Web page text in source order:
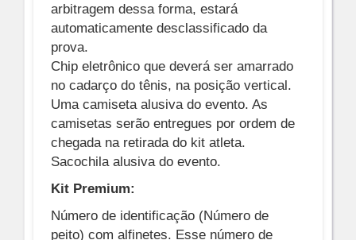
arbitragem dessa forma, estará
automaticamente desclassificado da
prova.
Chip eletrônico que deverá ser amarrado
no cadarço do tênis, na posição vertical.
Uma camiseta alusiva do evento. As
camisetas serão entregues por ordem de
chegada na retirada do kit atleta.
Sacochila alusiva do evento.
Kit Premium:
Número de identificação (Número de
peito) com alfinetes. Esse número de